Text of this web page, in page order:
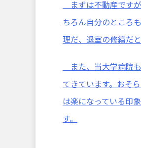
まずは不動産ですが
ちろん自分のところ
理だ、退室の修繕だ
また、当大学病院も
てきています。おそ
は楽になっている印
す。